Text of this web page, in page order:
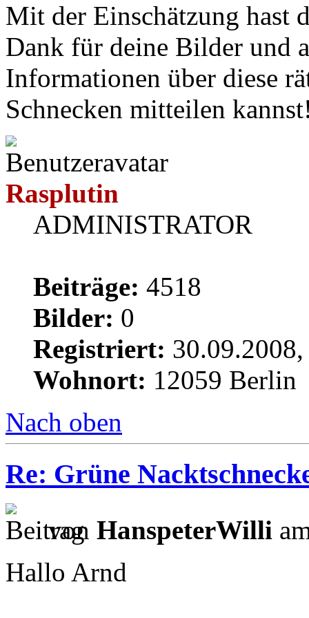
Mit der Einschätzung hast
Dank für deine Bilder und
Informationen über diese
Schnecken mitteilen
Rasplutin
ADMINISTRATOR
Beiträge: 4518
Bilder: 0
Registriert:
Wohnort: 12059 Berlin
Nach oben
Re: Grüne
von HanspeterWilli
Hallo Arnd